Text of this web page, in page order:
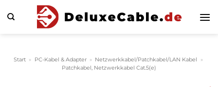
Inhalt
Start » PC-Kabel & Adapter » Netzwerkkabel/Patchkabel/LAN Kabel
»
Patchkabel, Netzwerkkabel Cat.5(e)